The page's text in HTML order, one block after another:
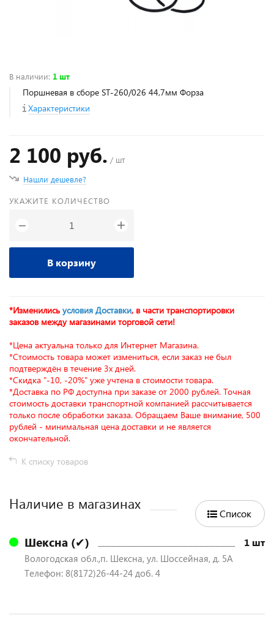
В наличии: 1 шт
Поршневая в сборе ST-260/026 44,7мм Форза
Характеристики
2 100 руб. / шт
Нашли дешевле?
УКАЖИТЕ КОЛИЧЕСТВО
− +
В корзину
*Изменились условия Доставки, в части транспортировки
заказов между магазинами торговой сети!
*Цена актуальна только для Интернет Магазина.
*Стоимость товара может измениться, если заказ не был
подтверждён в течение 3х дней.
*Скидка "-10, -20%" уже учтена в стоимости товара.
*Доставка по РФ доступна при заказе от 2000 рублей. Точная
стоимость доставки транспортной компанией рассчитывается
только после обработки заказа. Обращаем Ваше внимание, 500
рублей - минимальная цена доставки и не является
окончательной.
К списку товаров
Наличие в магазинах
Список
Шексна (✔) 1 шт
Вологодская обл.,п. Шексна, ул. Шоссейная, д. 5А
Телефон: 8(8172)26-44-24 доб. 4